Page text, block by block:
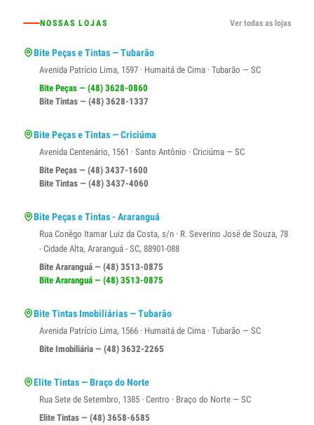
NOSSAS LOJAS Ver todas as lojas
Bite Peças e Tintas — Tubarão
Avenida Patrício Lima, 1597 · Humaitá de Cima · Tubarão — SC
Bite Peças — (48) 3628-0860
Bite Tintas — (48) 3628-1337
Bite Peças e Tintas — Criciúma
Avenida Centenário, 1561 · Santo Antônio · Criciúma — SC
Bite Peças — (48) 3437-1600
Bite Tintas — (48) 3437-4060
Bite Peças e Tintas - Araranguá
Rua Conêgo Itamar Luiz da Costa, s/n · R. Severino José de Souza, 78
- Cidade Alta, Araranguá - SC, 88901-088
Bite Araranguá — (48) 3513-0875
Bite Araranguá — (48) 3513-0875
Bite Tintas Imobiliárias — Tubarão
Avenida Patrício Lima, 1566 · Humaitá de Cima · Tubarão — SC
Bite Imobiliária — (48) 3632-2265
Elite Tintas — Braço do Norte
Rua Sete de Setembro, 1385 · Centro · Braço do Norte — SC
Elite Tintas — (48) 3658-6585